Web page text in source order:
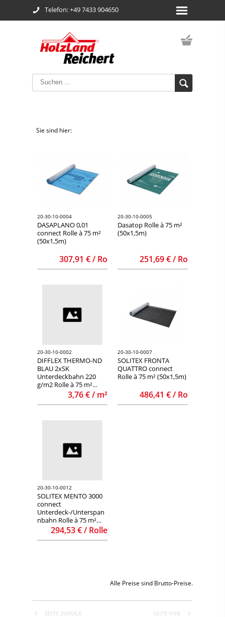
Telefon: +49 7433 904650
Sie sind hier:
20-30-10-0004
DASAPLANO 0,01
connect Rolle à 75 m²
(50x1,5m)
307,91 € / Ro
20-30-10-0005
Dasatop Rolle à 75 m²
(50x1,5m)
251,69 € / Ro
20-30-10-0002
DIFFLEX THERMO-ND
BLAU 2xSK
Unterdeckbahn 220
g/m2 Rolle à 75 m²
3,76 € / m²
20-30-10-0007
SOLITEX FRONTA
QUATTRO connect
Rolle à 75 m² (50x1,5m)
486,41 € / Ro
20-30-10-0012
SOLITEX MENTO 3000
connect
Unterdeck-/Unterspan
nbahn Rolle à 75 m²
(50x1,5m)
294,53 € / Rolle
Alle Preise sind Brutto-Preise.